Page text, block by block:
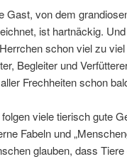
Gast, von dem
ist hartnäckig.
schon viel zu
Begleiter und
Frechheiten schon
viele tierisch gute
Fabeln und
glauben, dass